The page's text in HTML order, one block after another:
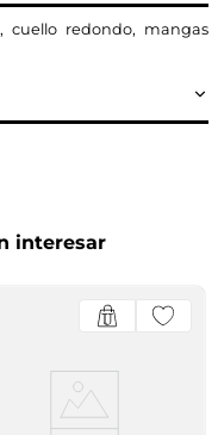
cuello redondo, mangas
interesar